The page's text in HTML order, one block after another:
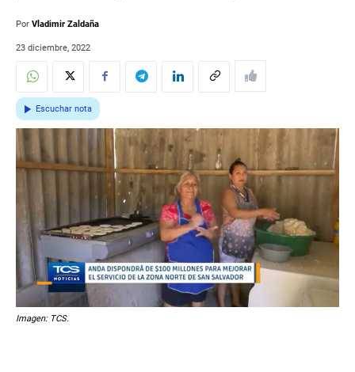
Por Vladimir Zaldaña
23 diciembre, 2022
Escuchar nota
Imagen: TCS.